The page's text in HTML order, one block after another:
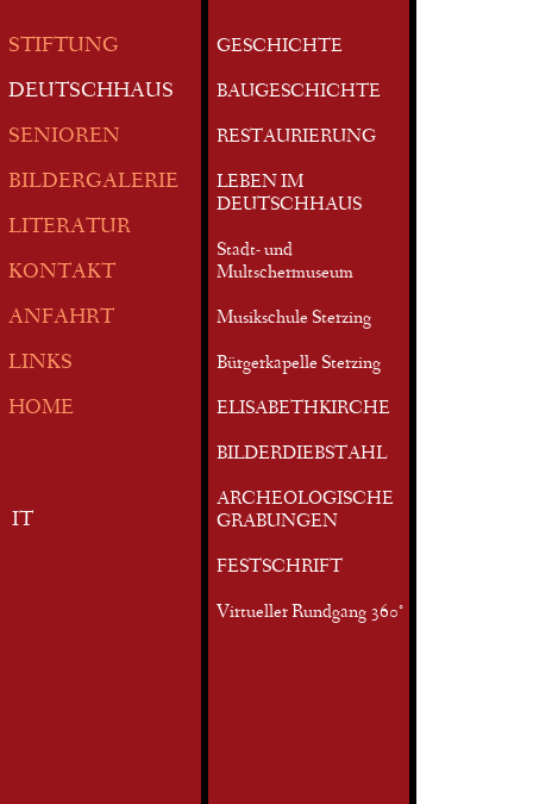
STIFTUNG
DEUTSCHHAUS
SENIOREN
BILDERGALERIE
LITERATUR
KONTAKT
ANFAHRT
LINKS
HOME
IT
GESCHICHTE
BAUGESCHICHTE
RESTAURIERUNG
LEBEN IM
DEUTSCHHAUS
Stadt- und
Multschermuseum
Musikschule Sterzing
Bürgerkapelle Sterzing
ELISABETHKIRCHE
BILDERDIEBSTAHL
ARCHEOLOGISCHE
GRABUNGEN
FESTSCHRIFT
Virtueller Rundgang 360°